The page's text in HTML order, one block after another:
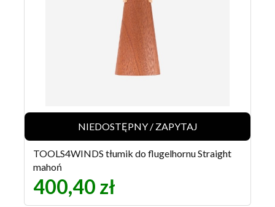
NIEDOSTĘPNY / ZAPYTAJ
TOOLS4WINDS tłumik do flugelhornu Straight
mahoń
400,40 zł